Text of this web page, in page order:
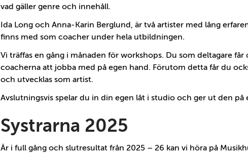
vad gäller genre och innehåll.
Ida Long och Anna-Karin Berglund, är två artister med lång
finns med som coacher under hela utbildningen.
Vi träffas en gång i månaden för workshops. Du som deltagare
coacherna att jobba med på egen hand. Förutom detta får du
och utvecklas som artist.
Avslutningsvis spelar du in din egen låt i studio och ger ut den
Systrarna 2025
Är i full gång och slutresultat från 2025 – 26 kan vi höra på